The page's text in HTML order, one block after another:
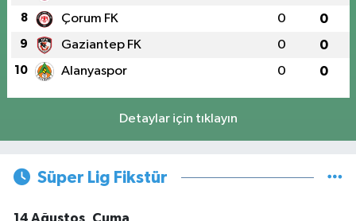
8 Çorum FK 0 0
9 Gaziantep FK 0 0
10 Alanyaspor 0 0
Detaylar için tıklayın
Süper Lig Fikstür
14 Ağustos, Cuma